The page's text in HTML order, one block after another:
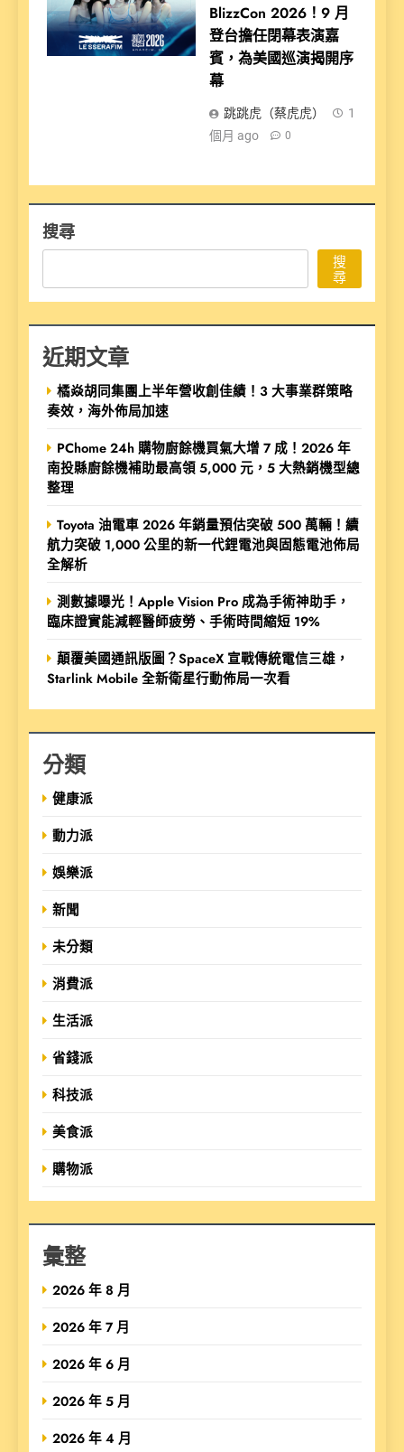
BlizzCon 2026！9 月
登台擔任閉幕表演嘉
賓，為美國巡演揭開序
幕
跳跳虎（蔡虎虎）
1
個月 ago
0
搜尋
搜
尋
近期文章
橘焱胡同集團上半年營收創佳績！3 大事業群策略
奏效，海外佈局加速
PChome 24h 購物廚餘機買氣大增 7 成！2026 年
南投縣廚餘機補助最高領 5,000 元，5 大熱銷機型總
整理
Toyota 油電車 2026 年銷量預估突破 500 萬輛！續
航力突破 1,000 公里的新一代鋰電池與固態電池佈局
全解析
測數據曝光！Apple Vision Pro 成為手術神助手，
臨床證實能減輕醫師疲勞、手術時間縮短 19%
顛覆美國通訊版圖？SpaceX 宣戰傳統電信三雄，
Starlink Mobile 全新衛星行動佈局一次看
分類
健康派
動力派
娛樂派
新聞
未分類
消費派
生活派
省錢派
科技派
美食派
購物派
彙整
2026 年 8 月
2026 年 7 月
2026 年 6 月
2026 年 5 月
2026 年 4 月